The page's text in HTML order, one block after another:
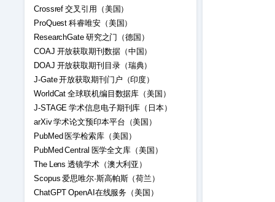
Crossref 交叉引用（美国）
ProQuest 科睿唯安（美国）
ResearchGate 研究之门（德国）
COAJ 开放获取期刊数据（中国）
DOAJ 开放获取期刊目录（瑞典）
J-Gate 开放获取期刊门户（印度）
WorldCat 全球联机编目数据库（美国）
J-STAGE 学术信息电子期刊库（日本）
arXiv 学术论文预印本平台（美国）
PubMed 医学检索库（美国）
PubMed Central 医学全文库（美国）
The Lens 透镜学术（澳大利亚）
Scopus 爱思唯尔·斯高帕斯（荷兰）
ChatGPT OpenAI在线服务（美国）